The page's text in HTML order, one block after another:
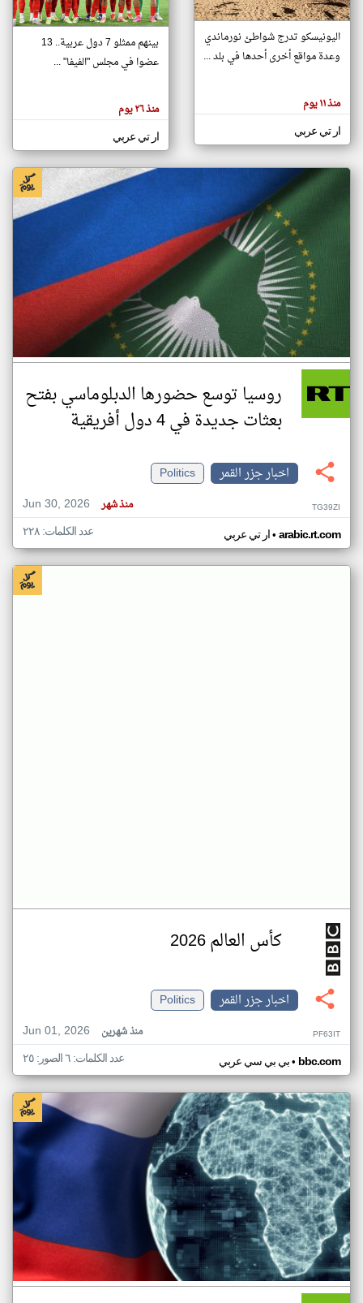
تغيير الدولة
اخبار جزر القمر على مدار الساعة
أهم اخبار جزر القمر العاجلة والمباشرة
هنا عن
وجهة
كاتبيها.
اليونيسكو تدرج شواطئ نورماندي
وعدة مواقع أخرى أحدها في بلد ...
منذ ١١ يوم
ار تي عربي
بينهم ممثلو 7 دول عربية.. 13
عضوا في مجلس "الفيفا" ...
منذ ٢٦ يوم
ار تي عربي
روسيا توسع حضورها الدبلوماسي بفتح
بعثات جديدة في 4 دول أفريقية
اخبار جزر القمر
Politics
Jun 30, 2026
منذ شهر TG39ZI
ار تي عربي• arabic.rt.com عدد الكلمات: ٢٢٨
كأس العالم 2026
اخبار جزر القمر
Politics
Jun 01, 2026
منذ شهرين PF63IT
بي بي سي عربي• bbc.com عدد الكلمات: ٦ الصور: ٢٥
klyoum.com